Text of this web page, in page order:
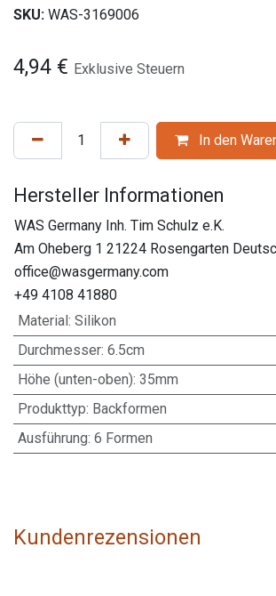
SKU: WAS-3169006
4,94 € Exklusive Steuern
In den
Hersteller Informationen
WAS Germany Inh. Tim Schulz e.K.
Am Oheberg 1 21224 Rosengarten
office@wasgermany.com
+49 4108 41880
Material: Silikon
Durchmesser: 6.5cm
Höhe (unten-oben): 35mm
Produkttyp: Backformen
Ausführung: 6 Formen
Kundenrezensionen